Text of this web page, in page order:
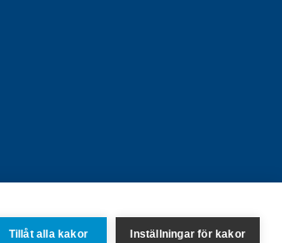
Tillåt alla kakor Inställningar för kakor